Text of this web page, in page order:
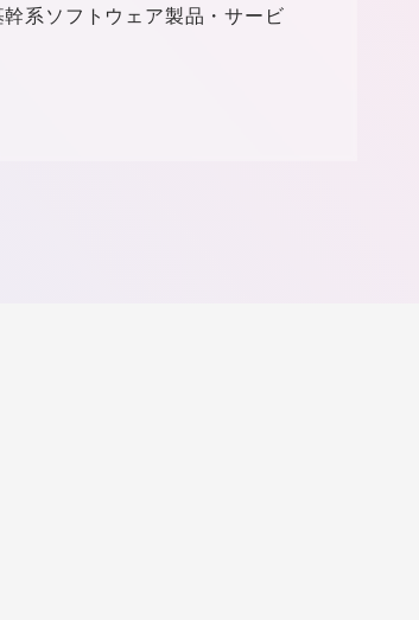
系ソフトウェア製品・サービ